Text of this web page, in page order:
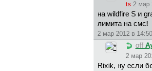
ts 2 мар
на wildfire S и
лимита на смс!
2 мар 2012 в
off
2 мар
Rixik, ну если